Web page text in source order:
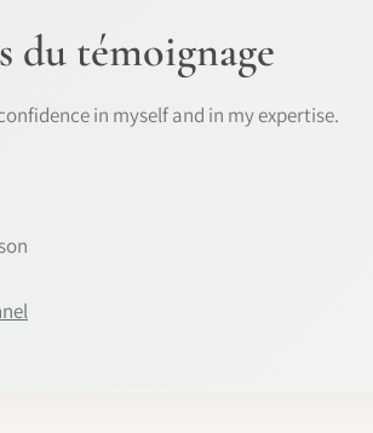
du témoignage
in myself and in my expertise.